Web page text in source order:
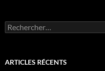
Rechercher :
ARTICLES RÉCENTS